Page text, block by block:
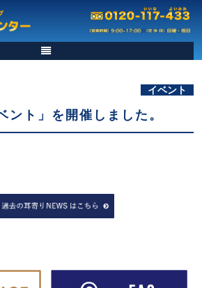
イベント
ント」を開催しました。